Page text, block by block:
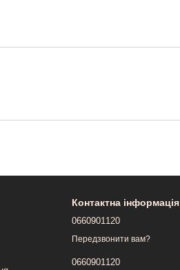
Контактна інформація
0660901120
Передзвонити вам?
0660901120